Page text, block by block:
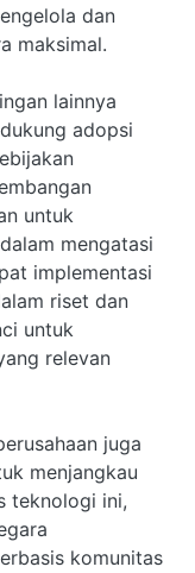
dan
maksimal.
lainnya
adopsi
untuk
mengatasi
implementasi
riset dan
untuk
relevan
juga
menjangkau
teknologi ini,
komunitas